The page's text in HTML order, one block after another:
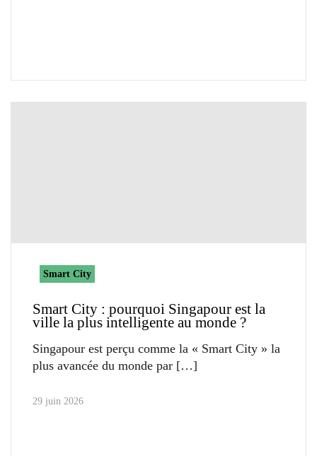
Smart City
Smart City : pourquoi Singapour est la
ville la plus intelligente au monde ?
Singapour est perçu comme la « Smart City » la
plus avancée du monde par
29 juin 2026